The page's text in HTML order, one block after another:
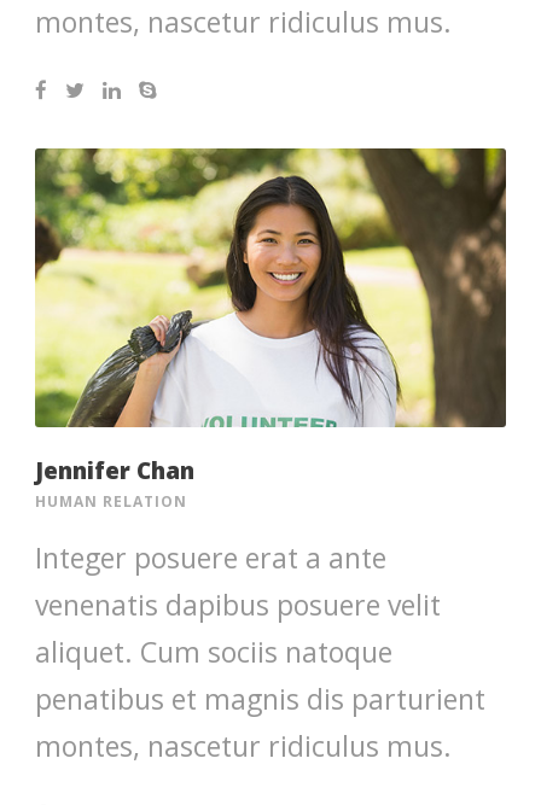
montes, nascetur ridiculus mus.
Jennifer Chan
HUMAN RELATION
Integer posuere erat a ante
venenatis dapibus posuere velit
aliquet. Cum sociis natoque
penatibus et magnis dis parturient
montes, nascetur ridiculus mus.